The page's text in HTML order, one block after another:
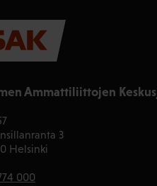
Ammattiliittojen
3
Helsinki
000